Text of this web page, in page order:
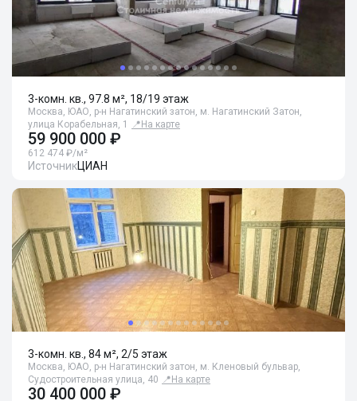
3-комн. кв., 97.8 м², 18/19 этаж
Москва, ЮАО, р-н Нагатинский затон, м. Нагатинский Затон,
улица Корабельная, 1
📍 На карте
59 900 000 ₽
612 474 ₽/м²
ИсточникЦИАН
3-комн. кв., 84 м², 2/5 этаж
Москва, ЮАО, р-н Нагатинский затон, м. Кленовый бульвар,
Судостроительная улица, 40 📍 На карте
30 400 000 ₽